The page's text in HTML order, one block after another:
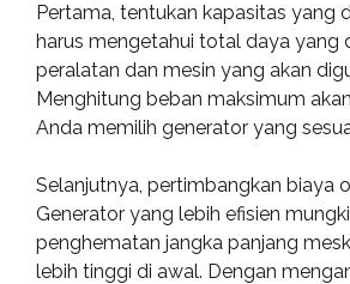
Pertama, tentukan kapasitas yang
harus mengetahui total daya yang
peralatan dan mesin yang akan
Menghitung beban maksimum
Anda memilih generator yang
Selanjutnya, pertimbangkan biaya
Generator yang lebih efisien
penghematan jangka panjang
lebih tinggi di awal. Dengan